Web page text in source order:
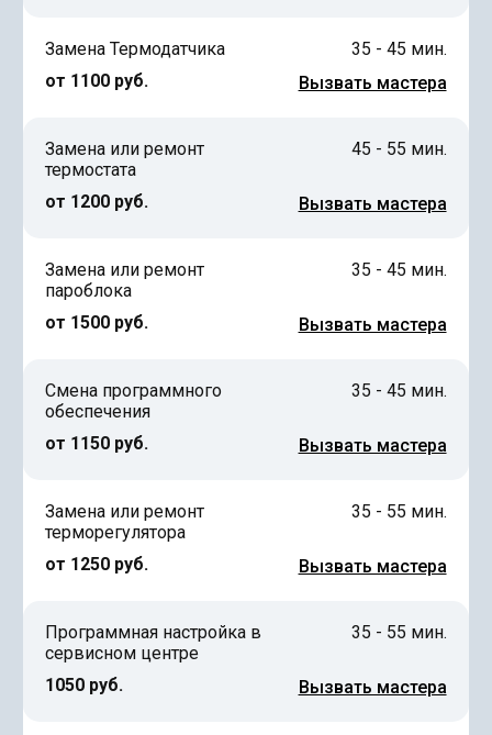
Замена Термодатчика
от 1100 руб.
35 - 45 мин.
Вызвать мастера
Замена или ремонт
термостата
от 1200 руб.
45 - 55 мин.
Вызвать мастера
Замена или ремонт
пароблока
от 1500 руб.
35 - 45 мин.
Вызвать мастера
Смена программного
обеспечения
от 1150 руб.
35 - 45 мин.
Вызвать мастера
Замена или ремонт
терморегулятора
от 1250 руб.
35 - 55 мин.
Вызвать мастера
Программная настройка в
сервисном центре
1050 руб.
35 - 55 мин.
Вызвать мастера